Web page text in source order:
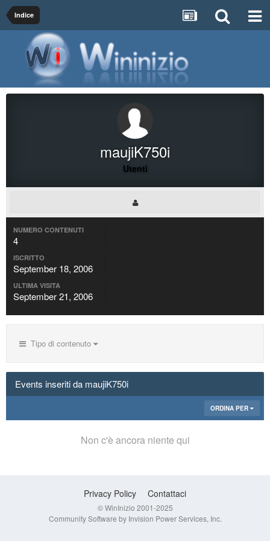
Indice
maujiK750i
Utenti
NUMERO CONTENUTI
4
ISCRITTO
September 18, 2006
ULTIMA VISITA
September 21, 2006
Tipo di contenuto
Events inseriti da maujiK750i
ORDINA PER
Non c'è ancora niente qui
Privacy Policy Contattaci
© WinInizio 2001-2025
Community Software by Invision Power Services, Inc.